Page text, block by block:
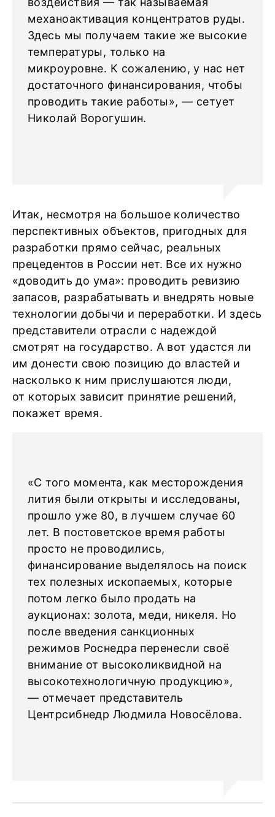
механоактивация концентратов руды.
Здесь мы получаем такие же высокие
температуры, только на
микроуровне. К сожалению, у нас нет
достаточного финансирования, чтобы
проводить такие работы», — сетует
Николай Ворогушин.
Итак, несмотря на большое количество
перспективных объектов, пригодных для
разработки прямо сейчас, реальных
прецедентов в России нет. Все их нужно
«доводить до ума»: проводить ревизию
запасов, разрабатывать и внедрять новые
технологии добычи и переработки. И здесь
представители отрасли с надеждой
смотрят на государство. А вот удастся ли
им донести свою позицию до властей и
насколько к ним прислушаются люди,
от которых зависит принятие решений,
покажет время.
«С того момента, как месторождения
лития были открыты и исследованы,
прошло уже 80, в лучшем случае 60
лет. В постоветское время работы
просто не проводились,
финансирование выделялось на поиск
тех полезных ископаемых, которые
потом легко было продать на
аукционах: золота, меди, никеля. Но
после введения санкционных
режимов Роснедра перенесли своё
внимание от высоколиквидной на
высокотехнологичную продукцию»,
— отмечает представитель
Центрсибнедр Людмила Новосёлова.